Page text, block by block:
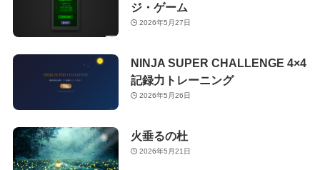
ジ・ゲーム
2026年5月27日
NINJA SUPER CHALLENGE 4×4
記録力トレーニング
2026年5月26日
火垂るの杜
2026年5月21日